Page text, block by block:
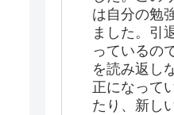
は自分の勉
ました。引
っているの
を読み返し
正になって
たり、新し